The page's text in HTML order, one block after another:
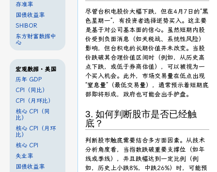
尽管台积电股价大幅下跌，但在4月7日的“黑
色星期一”，有投资者选择逆势买入。这主要
是基于对公司基本面的信心。虽然短期内股
价受到负面消息（如关税战、系统性风险）
影响，但台积电的长期价值并未改变。当股
价跌破其合理价值区间时（例如，从历史高
点下跌，或低于券商估值），可以被视为一
个买入机会。此外，市场交易量在低点出现
“窒息量”（最低交易量），通常预示着短期底
部即将形成，政府也可能会出手护盘。
3. 如何判断股市是否已经触
底？
判断股市触底需要结合多方面因素。从技术
分析角度看，当指数跌破重要支撑位（如年
线或季线），并且跌幅达到一定比例（例
如，历史上小跌8%，中跌26%）时，可能预
存准率
国债收益率
SHIBOR
东方财富数据中
心
宏观数据・美国
历年 GDP
CPI（同比）
CPI（月环比）
核心 CPI（同
比）
核心 CPI（月环
比）
核心 CPI
失业率
国债收益率